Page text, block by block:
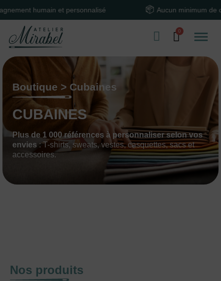
et personnalisé Aucun minimum de
Boutique > Cubaines
CUBAINES
Plus de 1 000 références à personnaliser selon vos
envies : T-shirts, sweats, vestes, casquettes, sacs et
accessoires.
Nos produits